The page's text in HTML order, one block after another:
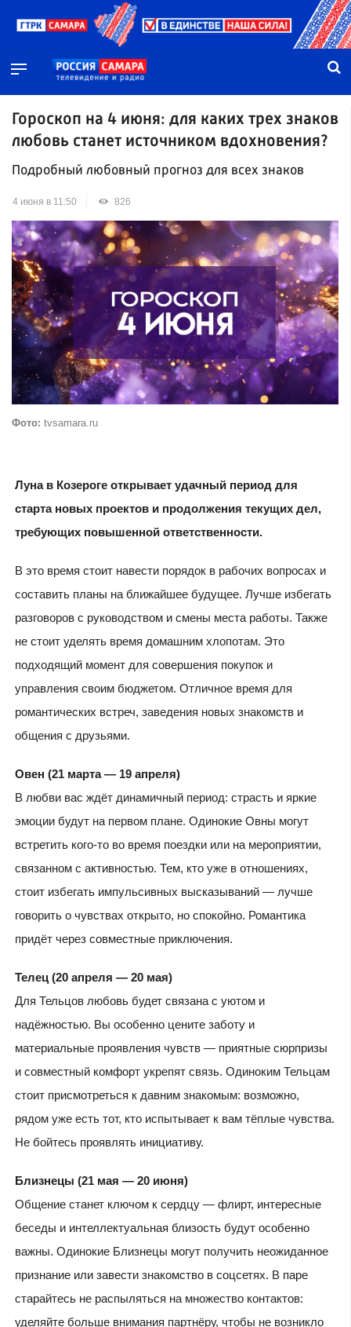
Гороскоп на 4 июня: для каких трех знаков
любовь станет источником вдохновения?
Подробный любовный прогноз для всех знаков
4 июня в 11:50 826
Фото: tvsamara.ru
Луна в Козероге открывает удачный период для
старта новых проектов и продолжения текущих дел,
требующих повышенной ответственности.
В это время стоит навести порядок в рабочих вопросах и
составить планы на ближайшее будущее. Лучше избегать
разговоров с руководством и смены места работы. Также
не стоит уделять время домашним хлопотам. Это
подходящий момент для совершения покупок и
управления своим бюджетом. Отличное время для
романтических встреч, заведения новых знакомств и
общения с друзьями.
Овен (21 марта — 19 апреля)
В любви вас ждёт динамичный период: страсть и яркие
эмоции будут на первом плане. Одинокие Овны могут
встретить кого-то во время поездки или на мероприятии,
связанном с активностью. Тем, кто уже в отношениях,
стоит избегать импульсивных высказываний — лучше
говорить о чувствах открыто, но спокойно. Романтика
придёт через совместные приключения.
Телец (20 апреля — 20 мая)
Для Тельцов любовь будет связана с уютом и
надёжностью. Вы особенно цените заботу и
материальные проявления чувств — приятные сюрпризы
и совместный комфорт укрепят связь. Одиноким Тельцам
стоит присмотреться к давним знакомым: возможно,
рядом уже есть тот, кто испытывает к вам тёплые чувства.
Не бойтесь проявлять инициативу.
Близнецы (21 мая — 20 июня)
Общение станет ключом к сердцу — флирт, интересные
беседы и интеллектуальная близость будут особенно
важны. Одинокие Близнецы могут получить неожиданное
признание или завести знакомство в соцсетях. В паре
старайтесь не распыляться на множество контактов:
уделяйте больше внимания партнёру, чтобы не возникло